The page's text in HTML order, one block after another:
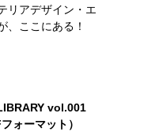
リアデザイン・エ
、ここにある！
vol.001
ォーマット）